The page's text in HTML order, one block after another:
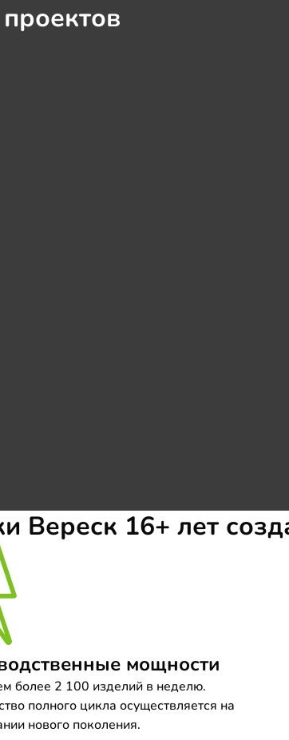
Вереск 16+ лет
мощности
более 2 100 изделий в неделю.
полного цикла осуществляется на
нового поколения.